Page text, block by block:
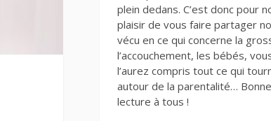
plein dedans. C’est donc pour
plaisir de vous faire partager
vécu en ce qui concerne la
l’accouchement, les bébés,
l’aurez compris tout ce qui
autour de la parentalité… Bonne
lecture à tous !